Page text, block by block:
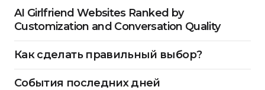
AI Girlfriend Websites Ranked by
Customization and Conversation Quality
Как сделать правильный выбор?
События последних дней